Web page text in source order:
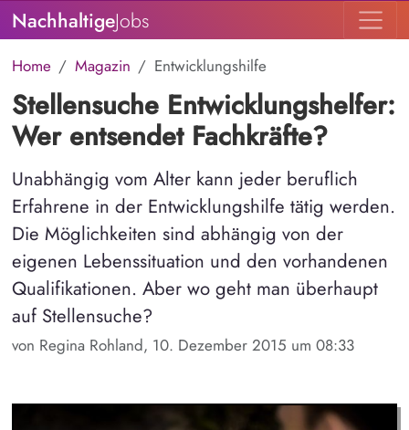
NachhaltigeJobs
Home Magazin Entwicklungshilfe
Stellensuche Entwicklungshelfer:
Wer entsendet Fachkräfte?
Unabhängig vom Alter kann jeder beruflich
Erfahrene in der Entwicklungshilfe tätig werden.
Die Möglichkeiten sind abhängig von der
eigenen Lebenssituation und den vorhandenen
Qualifikationen. Aber wo geht man überhaupt
auf Stellensuche?
von Regina Rohland, 10. Dezember 2015 um 08:33